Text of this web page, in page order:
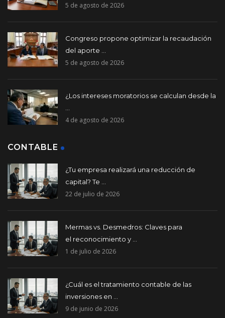
5 de agosto de 2026
Congreso propone optimizar la recaudación
del aporte ...
5 de agosto de 2026
¿Los intereses moratorios se calculan desde la
4 de agosto de 2026
CONTABLE
¿Tu empresa realizará una reducción de
capital? Te ...
22 de julio de 2026
Mermas vs. Desmedros: Claves para
el reconocimiento y ...
1 de julio de 2026
¿Cuál es el tratamiento contable de las
inversiones en ...
9 de junio de 2026